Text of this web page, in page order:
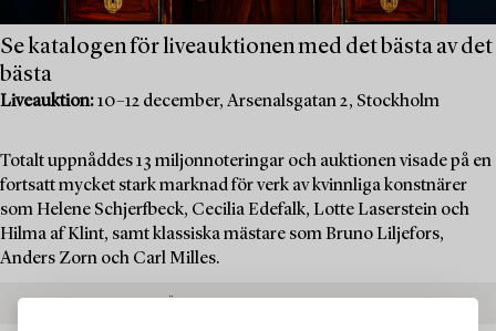
Se katalogen för liveauktionen med det bästa av det
bästa
Liveauktion:10–12 december, Arsenalsgatan 2, Stockholm
Totalt uppnåddes 13 miljonnoteringar och auktionen visade på en
fortsatt mycket stark marknad för verk av kvinnliga konstnärer
som Helene Schjerfbeck, Cecilia Edefalk, Lotte Laserstein och
Hilma af Klint, samt klassiska mästare som Bruno Liljefors,
Anders Zorn och Carl Milles.